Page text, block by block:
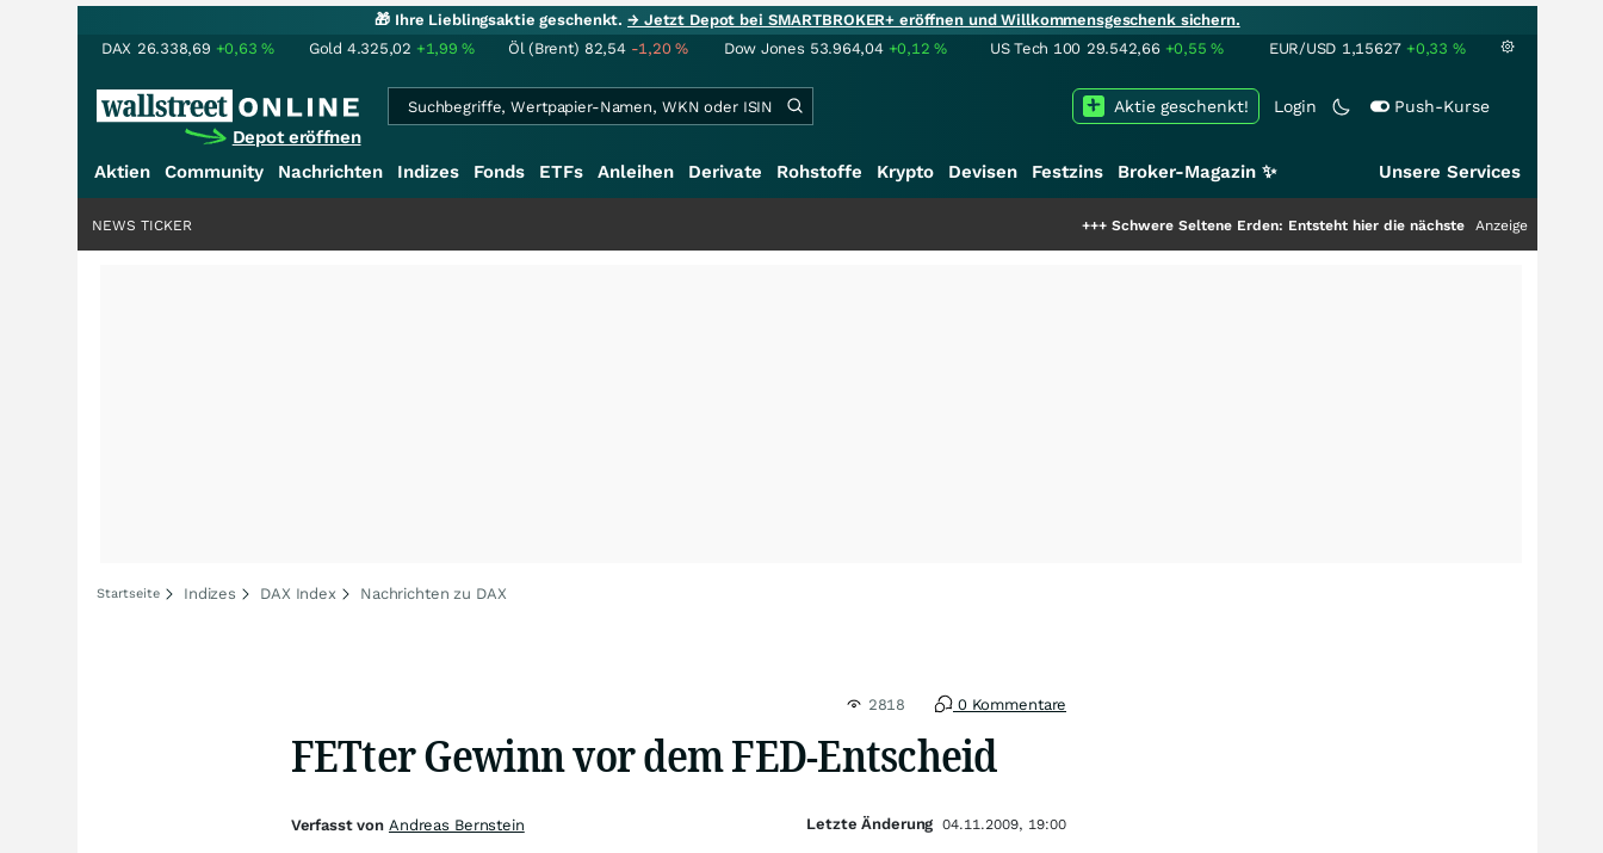
🎁 Ihre Lieblingsaktie geschenkt.→ Jetzt Depot bei SMARTBROKER+ eröffnen und Willkommensgeschenk sichern.
DAX 26.338,69 +0,63% Gold 4.325,02 +1,99% Öl (Brent) 82,54 -1,20% Dow Jones 53.964,04 +0,12% US Tech 100 29.542,66 +0,55% EUR/USD 1,15627 +0,33 %
Depot eröffnen
Login Push-Kurse
Aktie geschenkt!
Aktien Community Nachrichten Indizes Fonds ETFs Anleihen Derivate Rohstoffe Krypto Devisen Festzins Broker-Magazin ✨ Unsere Services
Schwere Seltene Erden: Entsteht hier die nächste Milliardenstory?+++
Anzeige
NEWS TICKER
Startseite Indizes DAX Index Nachrichten zu DAX
2818 0 Kommentare
FETter Gewinn vor dem FED-Entscheid
Verfasst von Andreas Bernstein Letzte Änderung 04.11.2009, 19:00